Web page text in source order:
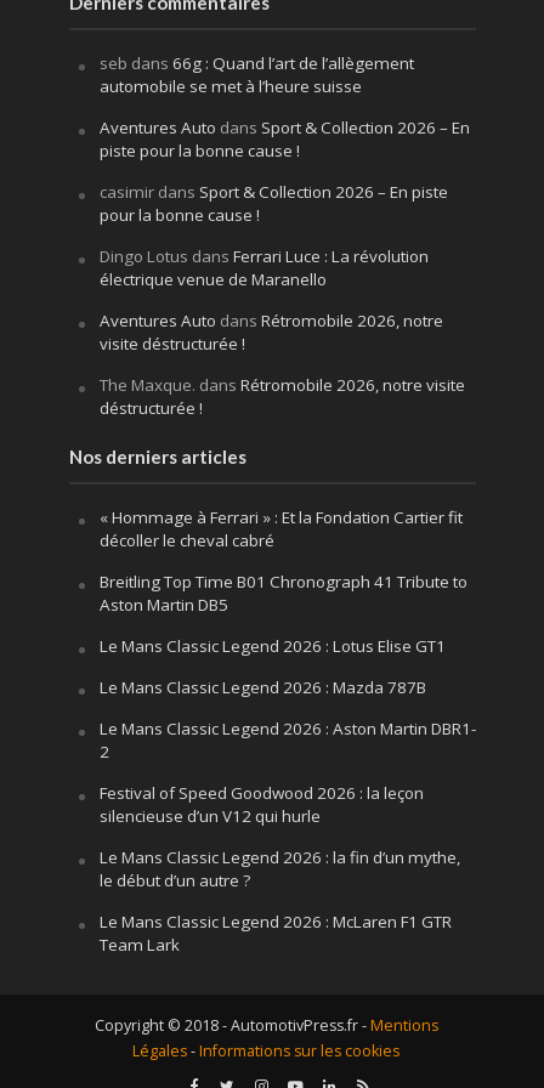
seb dans 66g : Quand l’art de l’allègement
automobile se met à l’heure suisse
Aventures Auto dans Sport & Collection 2026 – En
piste pour la bonne cause !
casimirdans Sport & Collection 2026 – En piste
pour la bonne cause !
Dingo Lotus dans Ferrari Luce : La révolution
électrique venue de Maranello
Aventures Auto dans Rétromobile 2026, notre
visite déstructurée !
The Maxque. dans Rétromobile 2026, notre visite
déstructurée !
Nos derniers articles
« Hommage à Ferrari » : Et la Fondation Cartier fit
décoller le cheval cabré
Breitling Top Time B01 Chronograph 41 Tribute to
Aston Martin DB5
Le Mans Classic Legend 2026 : Lotus Elise GT1
Le Mans Classic Legend 2026 : Mazda 787B
Le Mans Classic Legend 2026 : Aston Martin DBR1-
2
Festival of Speed Goodwood 2026 : la leçon
silencieuse d’un V12 qui hurle
Le Mans Classic Legend 2026 : la fin d’un mythe,
le début d’un autre ?
Le Mans Classic Legend 2026 : McLaren F1 GTR
Team Lark
Copyright © 2018 - AutomotivPress.fr -Mentions
Légales-Informations sur les cookies